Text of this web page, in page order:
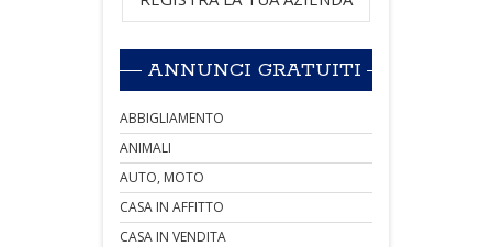
ANNUNCI GRATUITI
ABBIGLIAMENTO
ANIMALI
AUTO, MOTO
CASA IN AFFITTO
CASA IN VENDITA